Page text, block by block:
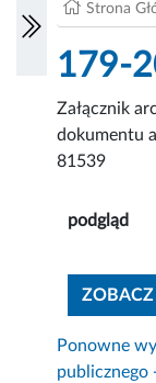
Strona
179-
Załącznik
dokumentu
81539
podgląd
ZOBACZ
Ponowne
publicznego